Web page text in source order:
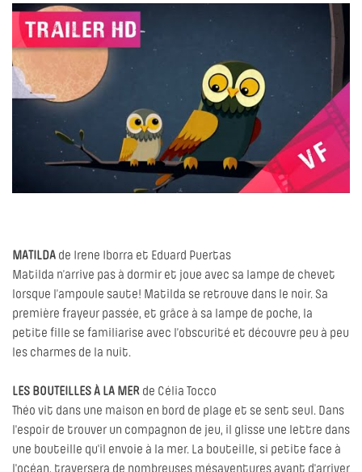
MATILDA de Irene Iborra et Eduard Puertas
Matilda n’arrive pas à dormir et joue avec sa lampe de chevet
lorsque l’ampoule saute! Matilda se retrouve dans le noir. Sa
première frayeur passée, et grâce à sa lampe de poche, la
petite fille se familiarise avec l’obscurité et découvre peu à peu
les charmes de la nuit.
LES BOUTEILLES À LA MER de Célia Tocco
Théo vit dans une maison en bord de plage et se sent seul. Dans
l'espoir de trouver un compagnon de jeu, il glisse une lettre dans
une bouteille qu'il envoie à la mer. La bouteille, si petite face à